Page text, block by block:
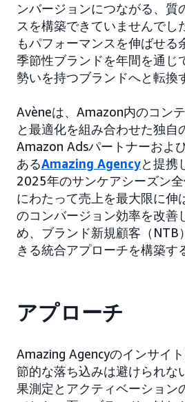
ンバージョンにつながる、質
スを構築できていませんでし
もパフォーマンスを伸ばせる
季節性ブランドを年間を通じ
勢いを持つブランドへと転換
Avèneは、Amazon内のコン
と最適化を組み合わせた独自
Amazon Adsパートナーおよ
あるAmazing Agencyと提携
2025年のサンケアシーズン全
にわたって売上を最大限に伸
のコンバージョン効率を改善
め、ブランド新規顧客（NTB
きる統合アプローチを構築す
アプローチ
Amazing Agencyのインサイ
節的な落ち込みは避けられな
果測定とアクティベーション